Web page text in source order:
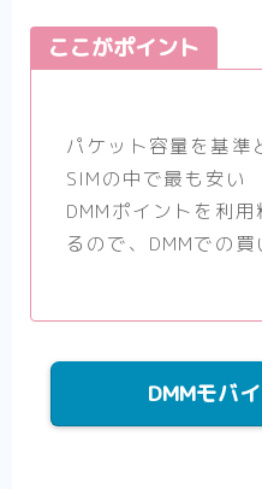
ここがポイント
パケット容量を基準
SIMの中で最も安い
DMMポイントを利
るので、DMMでの
DMMモバ